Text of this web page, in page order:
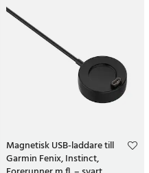
Magnetisk USB-laddare till
Garmin Fenix, Instinct,